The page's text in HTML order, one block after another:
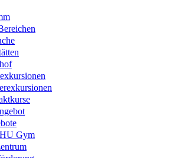
Gym